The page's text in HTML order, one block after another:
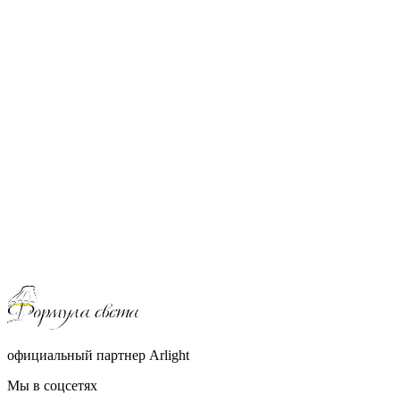
официальный партнер Arlight
Мы в соцсетях